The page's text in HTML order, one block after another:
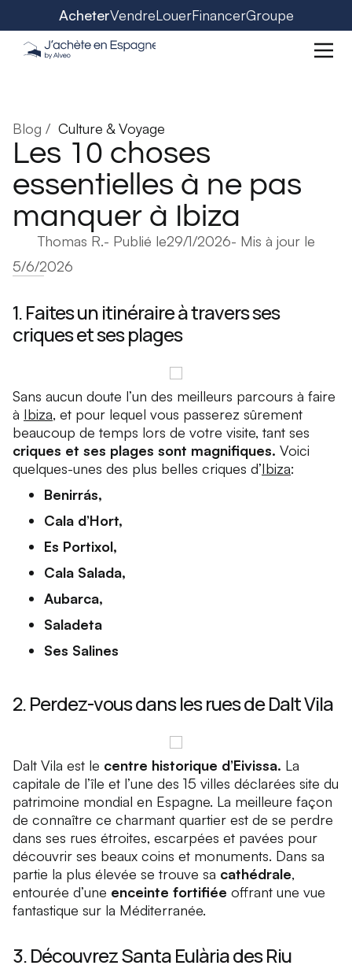
AcheterVendreLouerFinancerGroupe
Blog / Culture & Voyage
Les 10 choses
essentielles à ne pas
manquer à Ibiza
Thomas R.- Publié le29/1/2026- Mis à jour le
5/6/2026
1. Faites un itinéraire à travers ses
criques et ses plages
Sans aucun doute l’un des meilleurs parcours à faire
à Ibiza, et pour lequel vous passerez sûrement
beaucoup de temps lors de votre visite, tant ses
criques et ses plages sont magnifiques. Voici
quelques-unes des plus belles criques d’Ibiza:
Benirrás,
Cala d’Hort,
Es Portixol,
Cala Salada,
Aubarca,
Saladeta
Ses Salines
2. Perdez-vous dans les rues de Dalt Vila
Dalt Vila est le centre historique d’Eivissa. La
capitale de l’île et l’une des 15 villes déclarées site du
patrimoine mondial en Espagne. La meilleure façon
de connaître ce charmant quartier est de se perdre
dans ses rues étroites, escarpées et pavées pour
découvrir ses beaux coins et monuments. Dans sa
partie la plus élevée se trouve sa cathédrale,
entourée d’une enceinte fortifiée offrant une vue
fantastique sur la Méditerranée.
3. Découvrez Santa Eulària des Riu